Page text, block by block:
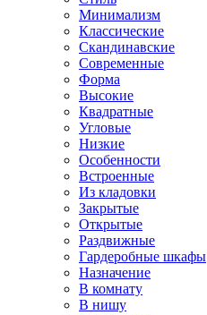
Минимализм
Классические
Скандинавские
Современные
Форма
Высокие
Квадратные
Угловые
Низкие
Особенности
Встроенные
Из кладовки
Закрытые
Открытые
Раздвижные
Гардеробные шкафы
Назначение
В комнату
В нишу